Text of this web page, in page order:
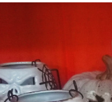
हमारे बारे में
समाचार और सहयोग मामले